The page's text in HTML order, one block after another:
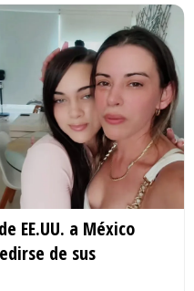
EE.UU. a México
de sus